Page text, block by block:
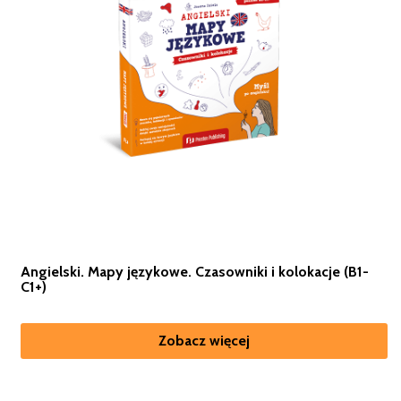
Angielski. Mapy językowe. Czasowniki i kolokacje (B1-
C1+)
Zobacz więcej